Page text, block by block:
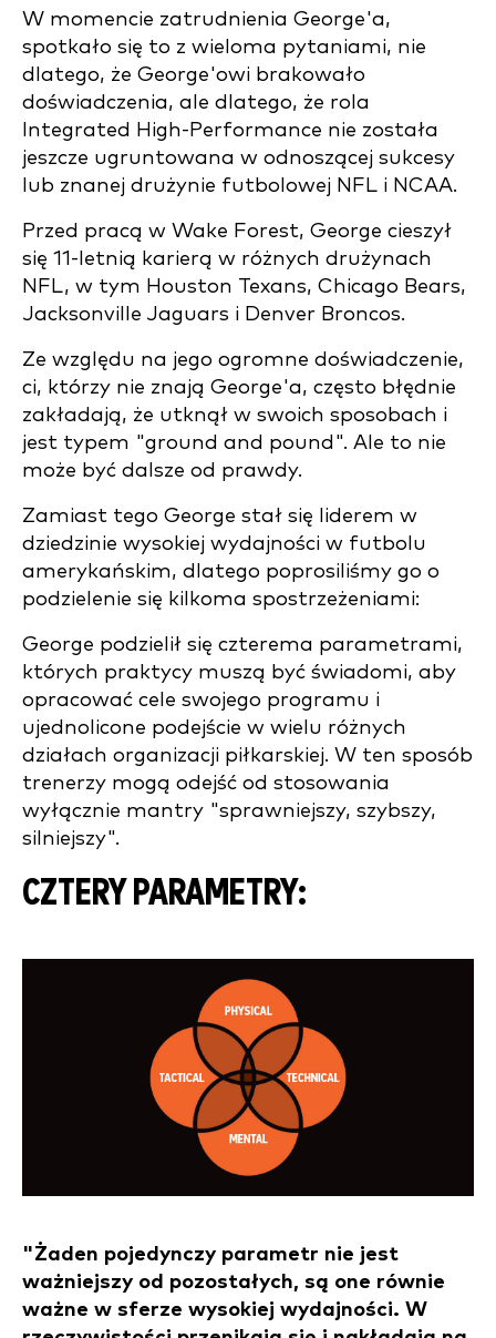
W momencie zatrudnienia George'a,
spotkało się to z wieloma pytaniami, nie
dlatego, że George'owi brakowało
doświadczenia, ale dlatego, że rola
Integrated High-Performance nie została
jeszcze ugruntowana w odnoszącej sukcesy
lub znanej drużynie futbolowej NFL i NCAA.
Przed pracą w Wake Forest, George cieszył
się 11-letnią karierą w różnych drużynach
NFL, w tym Houston Texans, Chicago Bears,
Jacksonville Jaguars i Denver Broncos.
Ze względu na jego ogromne doświadczenie,
ci, którzy nie znają George'a, często błędnie
zakładają, że utknął w swoich sposobach i
jest typem "ground and pound". Ale to nie
może być dalsze od prawdy.
Zamiast tego George stał się liderem w
dziedzinie wysokiej wydajności w futbolu
amerykańskim, dlatego poprosiliśmy go o
podzielenie się kilkoma spostrzeżeniami:
George podzielił się czterema parametrami,
których praktycy muszą być świadomi, aby
opracować cele swojego programu i
ujednolicone podejście w wielu różnych
działach organizacji piłkarskiej. W ten sposób
trenerzy mogą odejść od stosowania
wyłącznie mantry "sprawniejszy, szybszy,
silniejszy".
CZTERY PARAMETRY:
"Żaden pojedynczy parametr nie jest
ważniejszy od pozostałych, są one równie
ważne w sferze wysokiej wydajności. W